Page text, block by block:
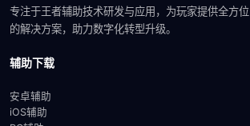
专注于王者辅助技术研发与应用，为玩家提供全方位
的解决方案，助力数字化转型升级。
辅助下载
安卓辅助
iOS辅助